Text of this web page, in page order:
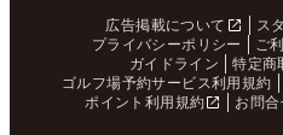
広告掲載について ス
プライバシーポリシー
ご
ガイドライン
特定商
ゴルフ場予約サービス利用規約
ポイント利用規約
お問合